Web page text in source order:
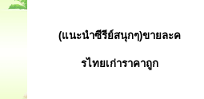
(แนะนำซีรีย์สนุกๆ)ขายละค
รไทยเก่าราคาถูก